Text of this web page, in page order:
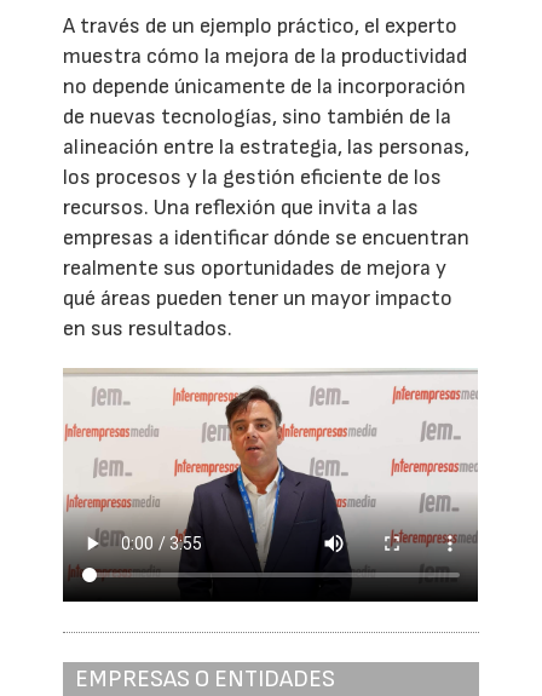
A través de un ejemplo práctico, el experto
muestra cómo la mejora de la productividad
no depende únicamente de la incorporación
de nuevas tecnologías, sino también de la
alineación entre la estrategia, las personas,
los procesos y la gestión eficiente de los
recursos. Una reflexión que invita a las
empresas a identificar dónde se encuentran
realmente sus oportunidades de mejora y
qué áreas pueden tener un mayor impacto
en sus resultados.
EMPRESAS O ENTIDADES